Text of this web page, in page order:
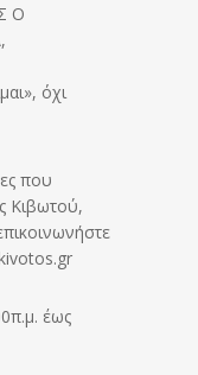
Ο
όχι
που
Κιβωτού,
έως